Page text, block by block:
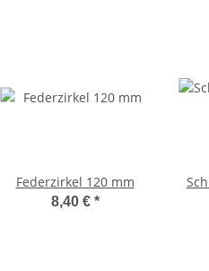
Federzirkel 120 mm
8,40 € *